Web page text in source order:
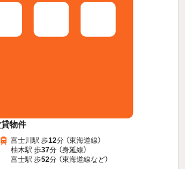
物件
富士川駅 歩12分 （東海道線）
柚木駅 歩37分 （身延線）
富士駅 歩52分 （東海道線など）